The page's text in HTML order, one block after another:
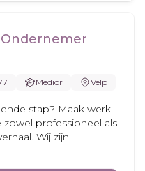
Medior Velp
stap? Maak werk
professioneel als
Wij zijn